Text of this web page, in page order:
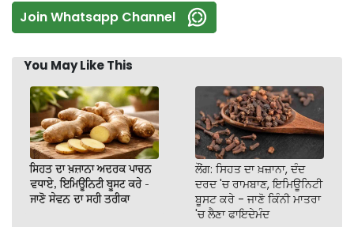
Join Whatsapp Channel
You May Like This
ਸਿਹਤ ਦਾ ਖ਼ਜ਼ਾਨਾ ਅਦਰਕ ਪਾਚਨ
ਵਧਾਏ, ਇਮਿਊਨਿਟੀ ਬੂਸਟ ਕਰੇ -
ਜਾਣੋ ਸੇਵਨ ਦਾ ਸਹੀ ਤਰੀਕਾ
ਲੌਂਗ: ਸਿਹਤ ਦਾ ਖ਼ਜ਼ਾਨਾ, ਦੰਦ
ਦਰਦ 'ਚ ਰਾਮਬਾਣ, ਇਮਿਊਨਿਟੀ
ਬੂਸਟ ਕਰੇ - ਜਾਣੋ ਕਿੰਨੀ ਮਾਤਰਾ
'ਚ ਲੈਣਾ ਫਾਇਦੇਮੰਦ